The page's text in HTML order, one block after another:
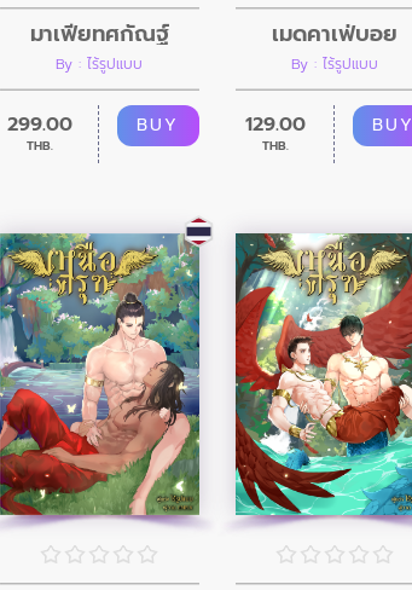
มาเฟียทศกัณฐ์
By : ไร้รูปแบบ
299.00
THB.
BUY
เมดคาเฟ่บอย
By : ไร้รูปแบบ
129.00
THB.
BUY